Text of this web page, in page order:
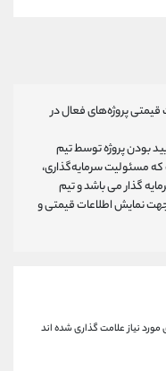
پروژه‌های فعال در
بودن پروژه توسط تیم
مسئولیت سرمایه‌گذاری،
گذار می باشد و تیم
نمایش اطلاعات قیمتی و
نیاز علامت گذاری شده اند